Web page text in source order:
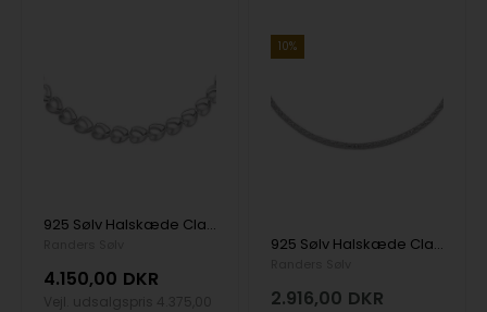
925 Sølv Halskæde Classic med Mat og blank overflade fra Randers Sølv
4.150,00 DKR
10%
925 Sølv Halskæde Classic med Blank overflade fra Randers Sølv
2.916,00 DKR